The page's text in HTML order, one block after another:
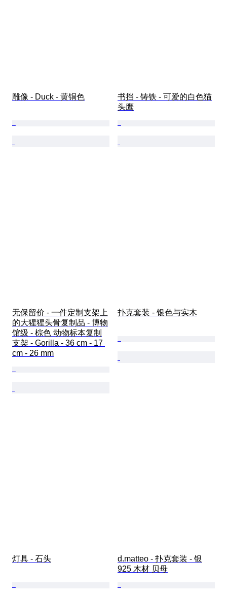
雕像 - Duck - 黄铜色
书挡 - 铸铁 - 可爱的白色猫
头鹰
无保留价 - 一件定制支架上
的大猩猩头骨复制品 - 博物
馆级 - 棕色 动物标本复制
支架 - Gorilla - 36 cm - 17
cm - 26 mm
扑克套装 - 银色与实木
灯具 - 石头
d.matteo - 扑克套装 - 银
925 木材 贝母